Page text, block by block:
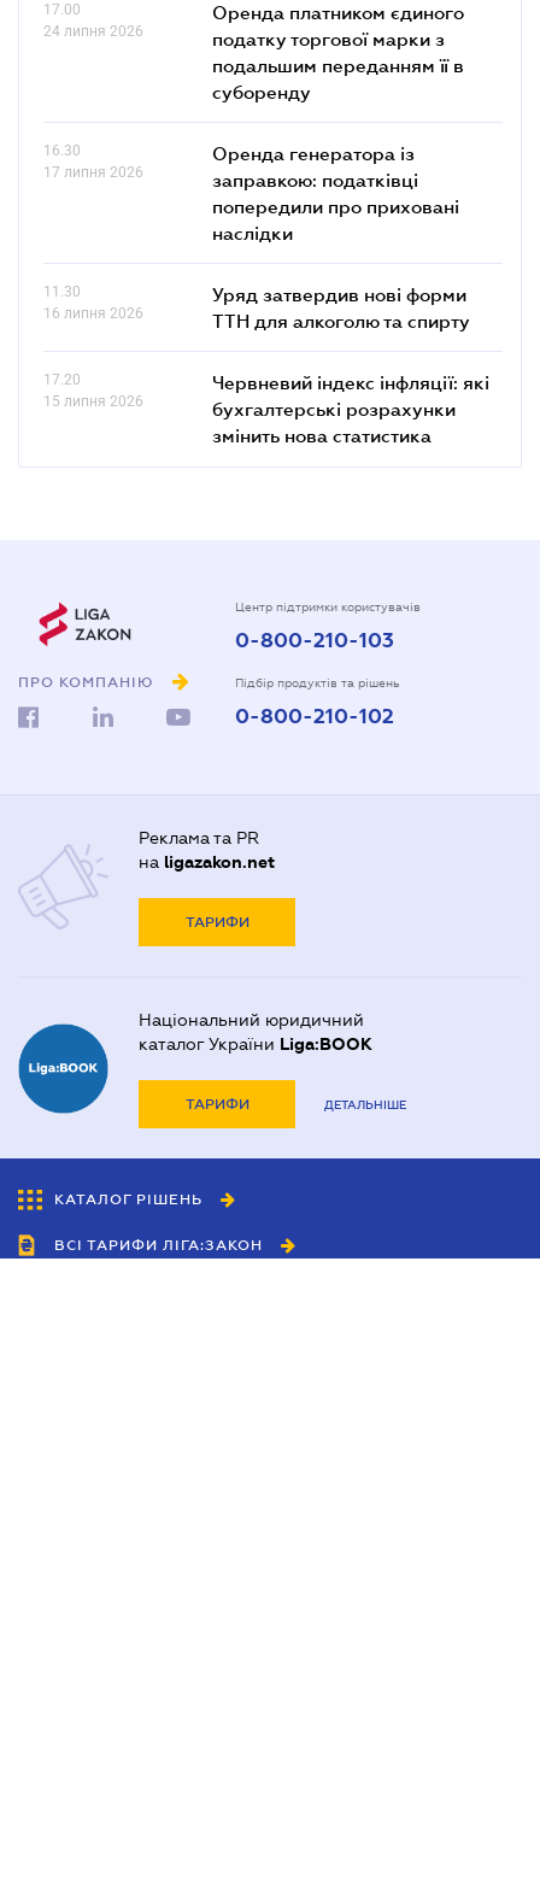
17.00
24 липня 2026
Оренда платником єдиного
податку торгової марки з
подальшим переданням її в
суборенду
16.30
17 липня 2026
Оренда генератора із
заправкою: податківці
попередили про приховані
наслідки
11.30
16 липня 2026
Уряд затвердив нові форми
ТТН для алкоголю та спирту
17.20
15 липня 2026
Червневий індекс інфляції: які
бухгалтерські розрахунки
змінить нова статистика
ПРО КОМПАНІЮ
Центр підтримки користувачів
0-800-210-103
Підбір продуктів та рішень
0-800-210-102
Реклама та PR
на ligazakon.net
ТАРИФИ
Національний юридичний
каталог України Liga:BOOK
ТАРИФИ ДЕТАЛЬНІШЕ
КАТАЛОГ РІШЕНЬ
ВСІ ТАРИФИ ЛІГА:ЗАКОН